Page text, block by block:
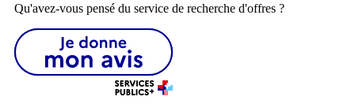
Qu'avez-vous pensé du service de recherche d'offres ?